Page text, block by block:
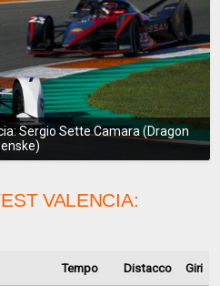
Sergio Sette Camara (Dragon
VALENCIA:
Tempo Distacco Giri